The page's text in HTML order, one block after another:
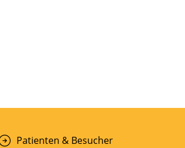
Patienten & Besucher